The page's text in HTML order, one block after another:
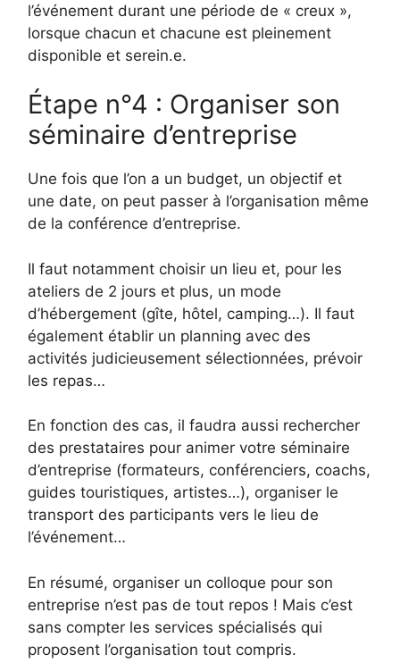
l’événement durant une période de « creux »,
lorsque chacun et chacune est pleinement
disponible et serein.e.
Étape n°4 : Organiser son
séminaire d’entreprise
Une fois que l’on a un budget, un objectif et
une date, on peut passer à l’organisation même
de la conférence d’entreprise.
Il faut notamment choisir un lieu et, pour les
ateliers de 2 jours et plus, un mode
d’hébergement (gîte, hôtel, camping…). Il faut
également établir un planning avec des
activités judicieusement sélectionnées, prévoir
les repas…
En fonction des cas, il faudra aussi rechercher
des prestataires pour animer votre séminaire
d’entreprise (formateurs, conférenciers, coachs,
guides touristiques, artistes…), organiser le
transport des participants vers le lieu de
l’événement…
En résumé, organiser un colloque pour son
entreprise n’est pas de tout repos ! Mais c’est
sans compter les services spécialisés qui
proposent l’organisation tout compris.